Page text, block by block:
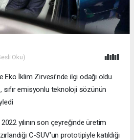
Oku)
İklim Zirvesi’nde ilgi odağı oldu.
sıfır emisyonlu teknoloji sözünün
yılının son çeyreğinde üretim
C-SUV’un prototipiyle katıldığı